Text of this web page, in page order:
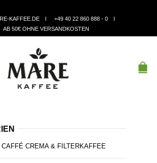
KAFFEE.DE
+49 40 22 860 888 - 0
AB 50€ OHNE VERSANDKOSTEN
CREMA & FILTERKAFFEE